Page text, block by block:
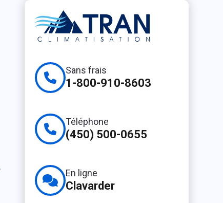
Sans frais
1-800-910-8603
Téléphone
(450) 500-0655
En ligne
Clavarder